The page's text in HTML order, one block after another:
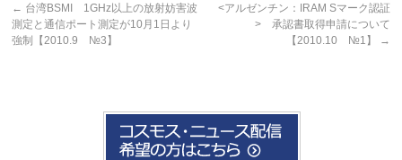
← 台湾BSMI 1GHz以上の放射妨害波
測定と通信ポート測定が10月1日より
強制【2010.9 №3】
<アルゼンチン：IRAM Sマーク認証
> 承認書取得申請について
【2010.10 №1】
→